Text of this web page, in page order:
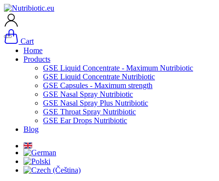
Cart
Home
Products
GSE Liquid Concentrate - Maximum Nutribiotic
GSE Liquid Concentrate Nutribiotic
GSE Capsules - Maximum strength
GSE Nasal Spray Nutribiotic
GSE Nasal Spray Plus Nutribiotic
GSE Throat Spray Nutribiotic
GSE Ear Drops Nutribiotic
Blog